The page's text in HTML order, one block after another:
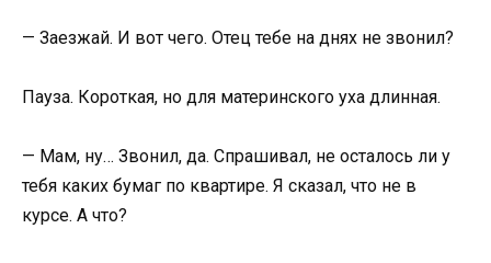
— Заезжай. И вот чего. Отец тебе на днях не звонил?
Пауза. Короткая, но для материнского уха длинная.
— Мам, ну… Звонил, да. Спрашивал, не осталось ли у
тебя каких бумаг по квартире. Я сказал, что не в
курсе. А что?